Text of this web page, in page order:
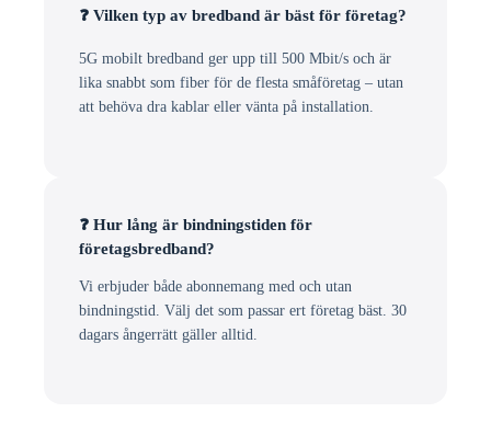
❓ Vilken typ av bredband är bäst för företag?
5G mobilt bredband ger upp till 500 Mbit/s och är
lika snabbt som fiber för de flesta småföretag – utan
att behöva dra kablar eller vänta på installation.
❓ Hur lång är bindningstiden för
företagsbredband?
Vi erbjuder både abonnemang med och utan
bindningstid. Välj det som passar ert företag bäst. 30
dagars ångerrätt gäller alltid.